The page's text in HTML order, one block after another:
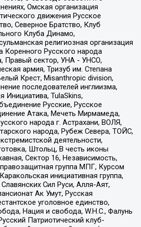
Омская организация
движения Русское
Северное Братство, Клуб
Клуба Динамо,
религиозная организация
Коренного Русского народа
Правый сектор, УНА - УНСО,
армия, Тризуб им. Степана
Крест, Misanthropic division,
последователей инглиизма,
Инициатива, TulaSkins,
Русские, Русское
Атака, Мечеть Мирмамеда,
народа г. Астрахани, ВОЛЯ,
народа, Рубеж Севера, ТОЙС,
деятельности,
Штольц, В честь иконы
Сектор 16, Независимость,
группа МПГ, Курсом
инициативная группа,
Сил Руси, Алля-Аят,
Ак Умут, Русская
уголовное единство,
Нация и свобода, W.H.С., Фалунь
Патриотический клуб-